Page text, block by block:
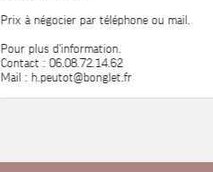
Prix à négocier par téléphone ou mail.
Pour plus d'information.
Contact : 06.08.72.14.62
Mail : h.peutot@bonglet.fr